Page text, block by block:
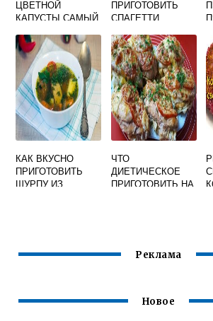
ЦВЕТНОЙ
КАПУСТЫ САМЫЙ
ДУХОВКЕ С
СЫРОМ
ЗАПЕКАНКА
ПРИГОТОВИТЬ
СПАГЕТТИ
ТОМАТНОЙ
ПАСТОЙ
КАК ВКУСНО
ПРИГОТОВИТЬ
ШУРПУ ИЗ
ЧТО
ДИЕТИЧЕСКОЕ
ПРИГОТОВИТЬ НА
Реклама
Новое